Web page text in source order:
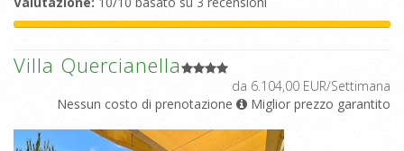
Villa Quercianella
da 6.104,00 EUR/Settimana
Nessun costo di prenotazione
Miglior prezzo garantito